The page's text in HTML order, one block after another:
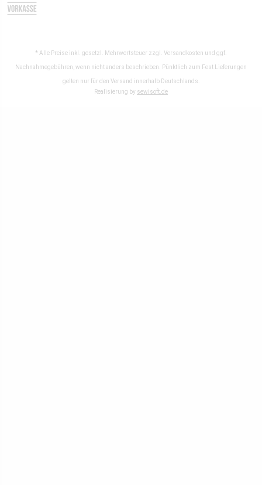
* Alle Preise inkl. gesetzl. Mehrwertsteuer zzgl. Versandkosten und ggf.
Nachnahmegebühren, wenn nicht anders beschrieben. Pünktlich zum Fest Lieferungen
gelten nur für den Versand innerhalb Deutschlands.
Realisierung by sewisoft.de